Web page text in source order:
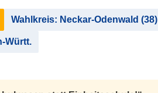
Wahlkreis: Neckar-Odenwald (38)
Württ.